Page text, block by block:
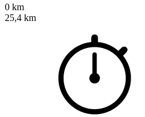
0 km
25,4 km